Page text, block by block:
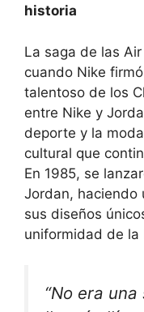
historia
La saga de las
cuando Nike
talentoso de los
entre Nike y
deporte y la
cultural que
En 1985, se
Jordan, haciendo
sus diseños
uniformidad de la
“No era